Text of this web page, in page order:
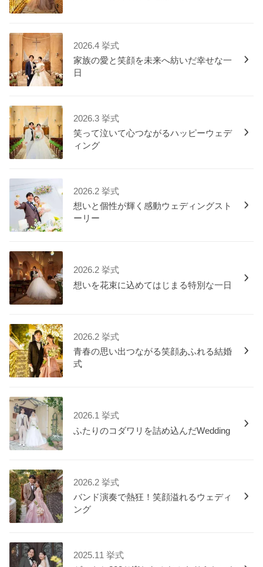
2026.4 挙式
家族の愛と笑顔を未来へ紡いだ幸せな一
日
2026.3 挙式
笑って泣いて心つながるハッピーウェデ
ィング
2026.2 挙式
想いと個性が輝く感動ウェディングスト
ーリー
2026.2 挙式
想いを花束に込めてはじまる特別な一日
2026.2 挙式
青春の思い出つながる笑顔あふれる結婚
式
2026.1 挙式
ふたりのコダワリを詰め込んだWedding
2026.2 挙式
バンド演奏で熱狂！笑顔溢れるウェディ
ング
2025.11 挙式